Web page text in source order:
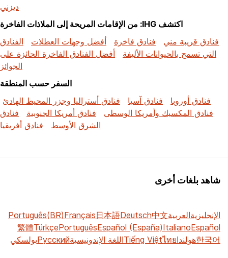
ديزني
اكتشف IHG: من الإقامات المريحة إلى الملاذات الفاخرة
فنادق قريبة مني
فنادق فاخرة أفضل وجهات العطلات
الفنادق
التي تسمح بالحيوانات الأليفة
أفضل الفنادق الفاخرة الحائزة على
الجوائز
السفر حسب المنطقة
فنادق أوروبا
فنادق آسيا
فنادق أستراليا وجزر المحيط الهادئ
فنادق المكسيك وأمريكا الوسطى
فنادق أمريكا الجنوبية
فنادق
الشرق الأوسط
فنادق أفريقيا
شاهد بلغات أخرى
الإنجليزيةالعربية中文
Deutsch
日本語
Français
Português(BR)
Español
Italiano
Español (España)
Português
Türkçe
繁體
한국어هولنداไทย
Tiếng Việtاللغة الإندونيسيةРусскийبولسكي